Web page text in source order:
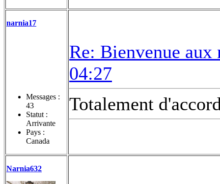
narnia17
Messages :
43
Statut :
Arrivante
Pays :
Canada
Re: Bienvenue
04:27
Totalement
Narnia632